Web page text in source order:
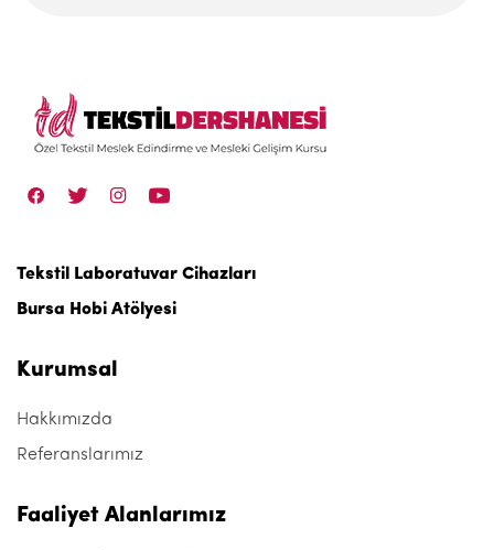
Tekstil Laboratuvar Cihazları
Bursa Hobi Atölyesi
Kurumsal
Hakkımızda
Referanslarımız
Faaliyet Alanlarımız